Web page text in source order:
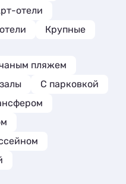
отели
Крупные
пляжем
С парковкой